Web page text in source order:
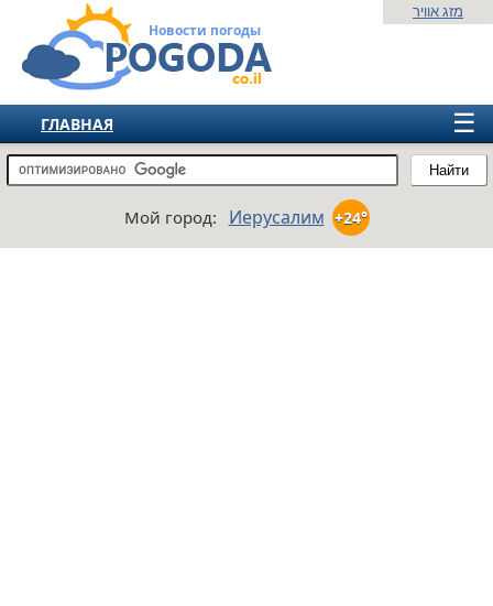
Новости погоды
Найти
מזג אוויר
☰
ГЛАВНАЯ
ИЗРАИЛЬ
ЕВРОПА
Мой город: Иерусалим +24°